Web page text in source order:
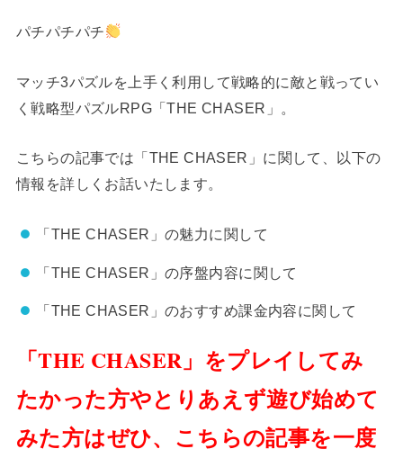
パチパチパチ
マッチ3パズルを上手く利用して戦略的に敵と戦ってい
く戦略型パズルRPG「THE CHASER」。
こちらの記事では「THE CHASER」に関して、以下の
情報を詳しくお話いたします。
「THE CHASER」の魅力に関して
「THE CHASER」の序盤内容に関して
「THE CHASER」のおすすめ課金内容に関して
「THE CHASER」をプレイしてみ
たかった方やとりあえず遊び始めて
みた方はぜひ、こちらの記事を一度